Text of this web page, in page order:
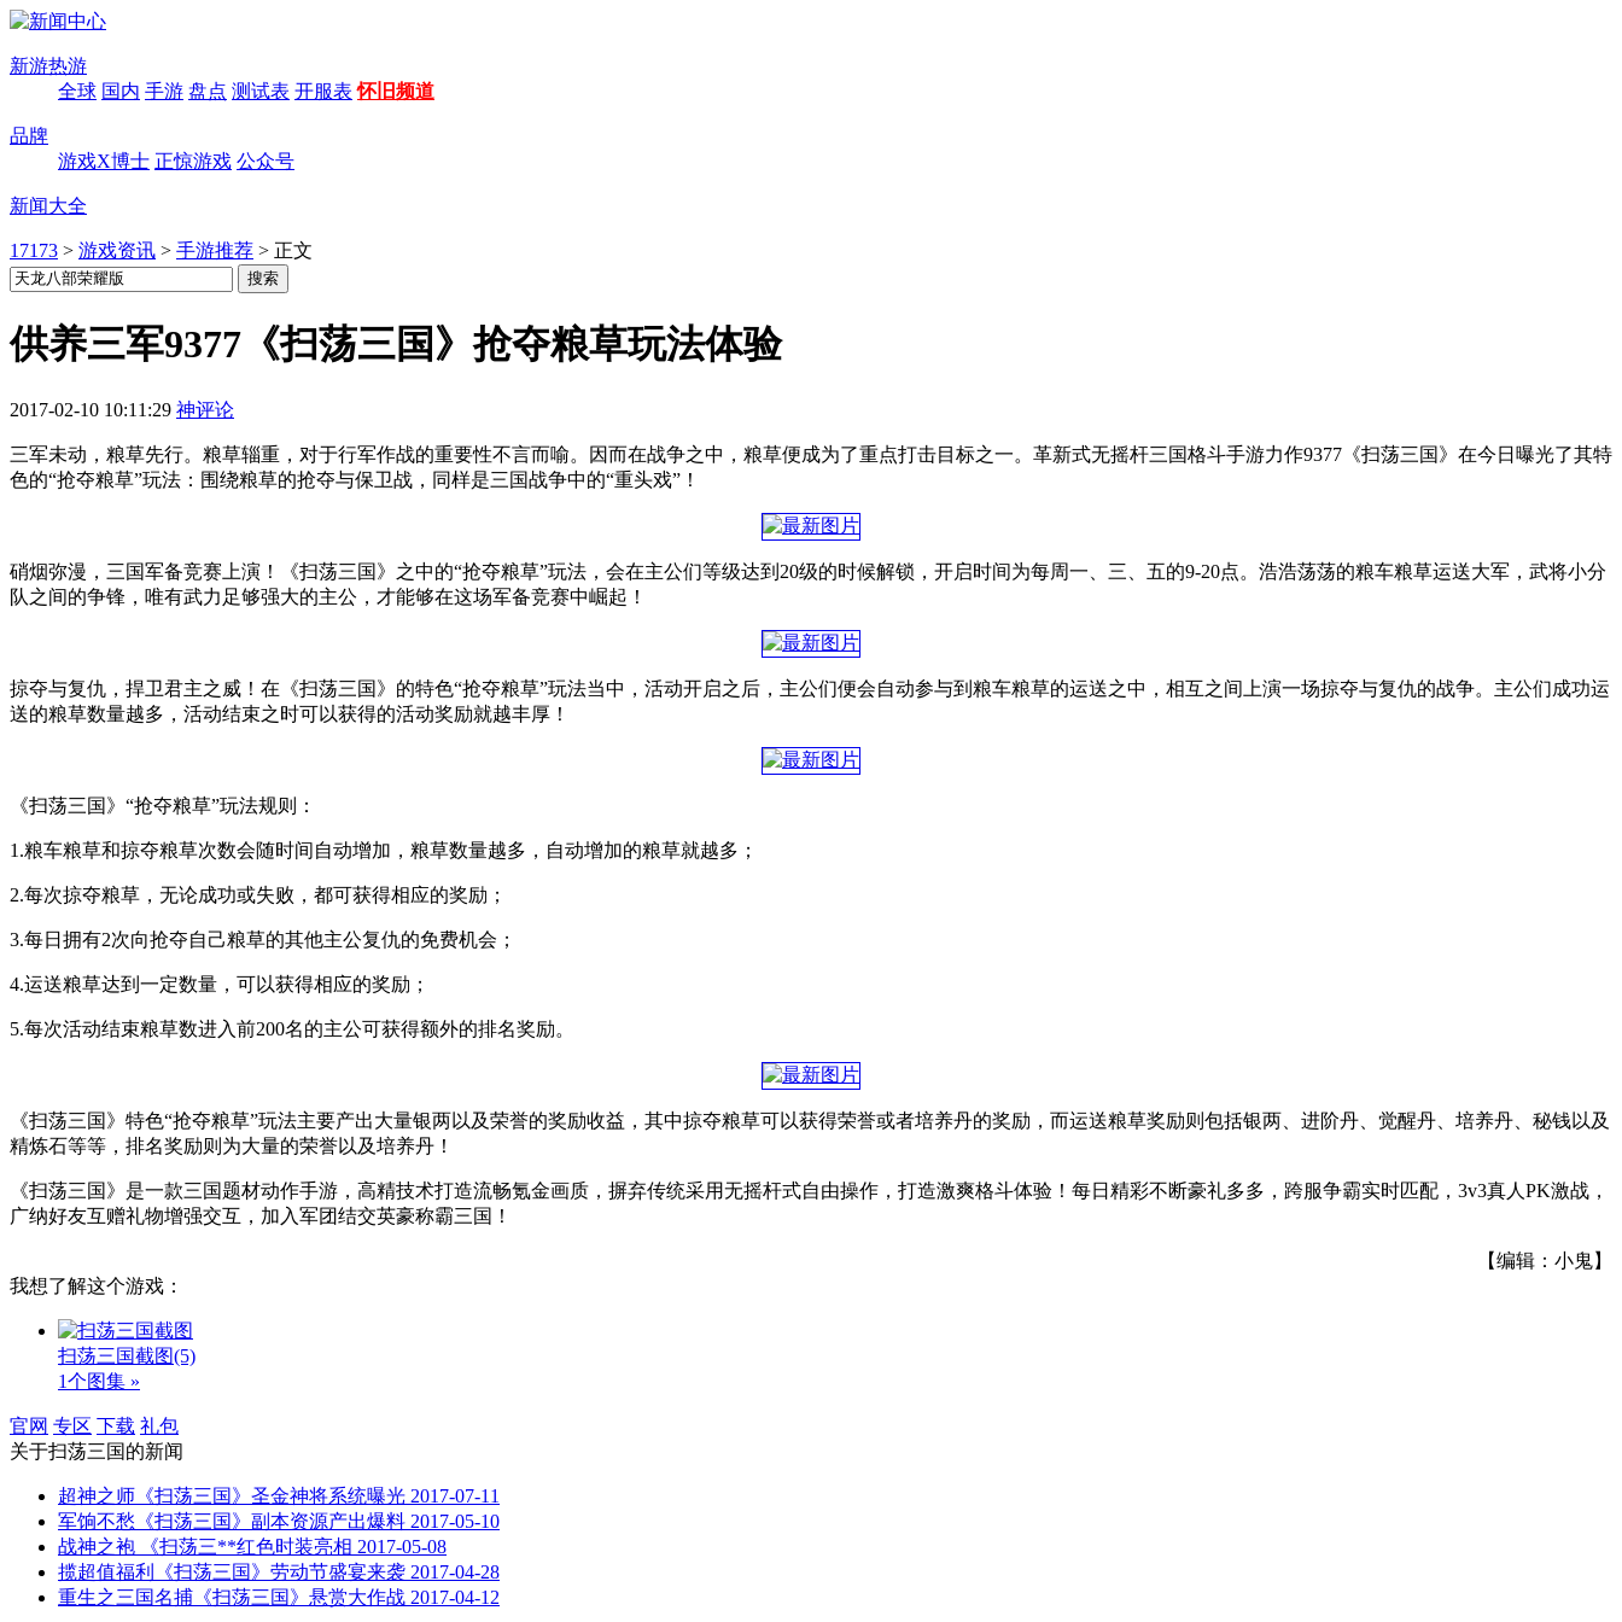
新游热游
全球 国内 手游 盘点 测试表 开服表 怀旧频道
品牌
游戏X博士 正惊游戏 公众号
新闻大全
17173 > 游戏资讯 > 手游推荐 > 正文
供养三军9377《扫荡三国》抢夺粮草玩法体验
2017-02-10 10:11:29 神评论
三军未动，粮草先行。粮草辎重，对于行军作战的重要性不言而喻。因而在战争之中，粮草便成为了重点打击目标之一。革新式无摇杆三国格斗手游力作9377《扫荡三国》在今日曝光了其特
色的“抢夺粮草”玩法：围绕粮草的抢夺与保卫战，同样是三国战争中的“重头戏”！
硝烟弥漫，三国军备竞赛上演！《扫荡三国》之中的“抢夺粮草”玩法，会在主公们等级达到20级的时候解锁，开启时间为每周一、三、五的9-20点。浩浩荡荡的粮车粮草运送大军，武将小分
队之间的争锋，唯有武力足够强大的主公，才能够在这场军备竞赛中崛起！
掠夺与复仇，捍卫君主之威！在《扫荡三国》的特色“抢夺粮草”玩法当中，活动开启之后，主公们便会自动参与到粮车粮草的运送之中，相互之间上演一场掠夺与复仇的战争。主公们成功运
送的粮草数量越多，活动结束之时可以获得的活动奖励就越丰厚！
《扫荡三国》“抢夺粮草”玩法规则：
1.粮车粮草和掠夺粮草次数会随时间自动增加，粮草数量越多，自动增加的粮草就越多；
2.每次掠夺粮草，无论成功或失败，都可获得相应的奖励；
3.每日拥有2次向抢夺自己粮草的其他主公复仇的免费机会；
4.运送粮草达到一定数量，可以获得相应的奖励；
5.每次活动结束粮草数进入前200名的主公可获得额外的排名奖励。
《扫荡三国》特色“抢夺粮草”玩法主要产出大量银两以及荣誉的奖励收益，其中掠夺粮草可以获得荣誉或者培养丹的奖励，而运送粮草奖励则包括银两、进阶丹、觉醒丹、培养丹、秘钱以及
精炼石等等，排名奖励则为大量的荣誉以及培养丹！
《扫荡三国》是一款三国题材动作手游，高精技术打造流畅氪金画质，摒弃传统采用无摇杆式自由操作，打造激爽格斗体验！每日精彩不断豪礼多多，跨服争霸实时匹配，3v3真人PK激战，
广纳好友互赠礼物增强交互，加入军团结交英豪称霸三国！
【编辑：小鬼】
我想了解这个游戏：
扫荡三国截图(5)
1个图集 »
官网 专区 下载 礼包
关于扫荡三国的新闻
超神之师《扫荡三国》圣金神将系统曝光 2017-07-11
军饷不愁《扫荡三国》副本资源产出爆料 2017-05-10
战神之袍 《扫荡三**红色时装亮相 2017-05-08
揽超值福利《扫荡三国》劳动节盛宴来袭 2017-04-28
重生之三国名捕《扫荡三国》悬赏大作战 2017-04-12